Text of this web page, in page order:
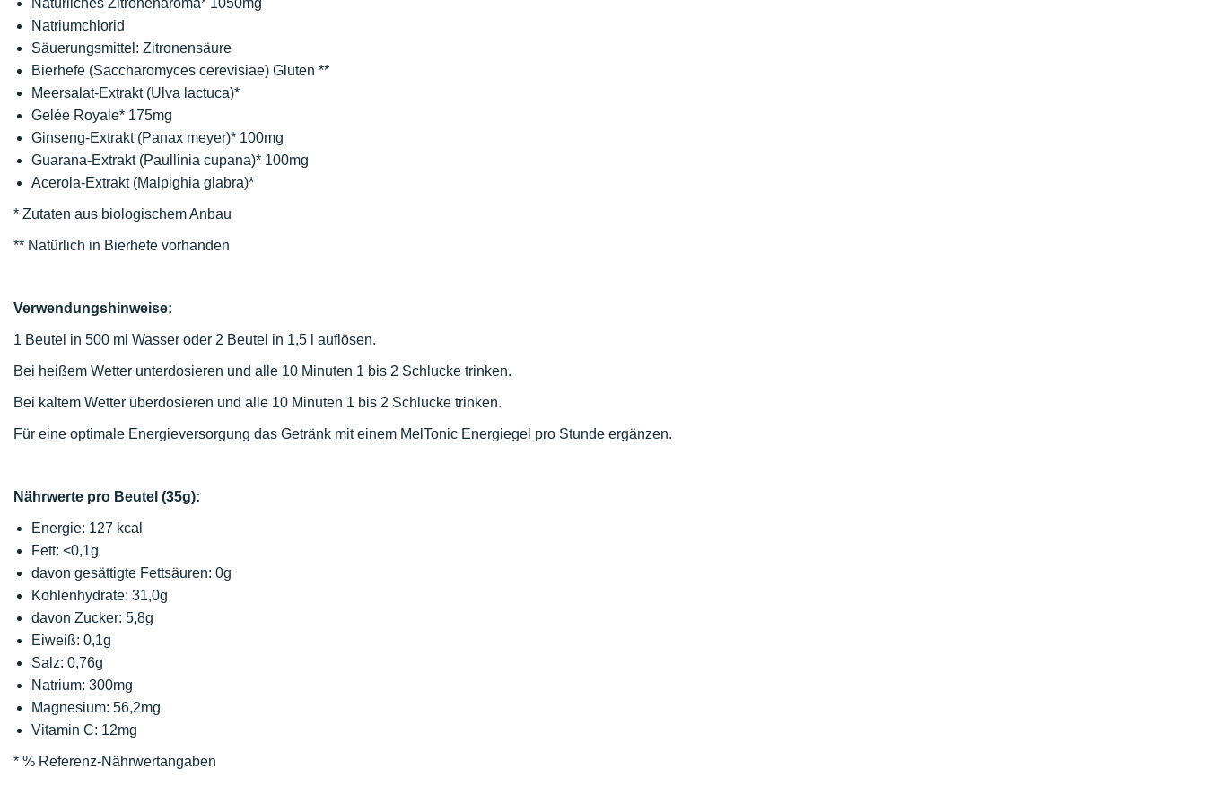
Natürliches Zitronenaroma* 1050mg
Natriumchlorid
Säuerungsmittel: Zitronensäure
Bierhefe (Saccharomyces cerevisiae) Gluten **
Meersalat-Extrakt (Ulva lactuca)*
Gelée Royale* 175mg
Ginseng-Extrakt (Panax meyer)* 100mg
Guarana-Extrakt (Paullinia cupana)* 100mg
Acerola-Extrakt (Malpighia glabra)*
* Zutaten aus biologischem Anbau
** Natürlich in Bierhefe vorhanden
Verwendungshinweise:
1 Beutel in 500 ml Wasser oder 2 Beutel in 1,5 l auflösen.
Bei heißem Wetter unterdosieren und alle 10 Minuten 1 bis 2 Schlucke trinken.
Bei kaltem Wetter überdosieren und alle 10 Minuten 1 bis 2 Schlucke trinken.
Für eine optimale Energieversorgung das Getränk mit einem MelTonic Energiegel pro Stunde ergänzen.
Nährwerte pro Beutel (35g):
Energie: 127 kcal
Fett: <0,1g
davon gesättigte Fettsäuren: 0g
Kohlenhydrate: 31,0g
davon Zucker: 5,8g
Eiweiß: 0,1g
Salz: 0,76g
Natrium: 300mg
Magnesium: 56,2mg
Vitamin C: 12mg
* % Referenz-Nährwertangaben